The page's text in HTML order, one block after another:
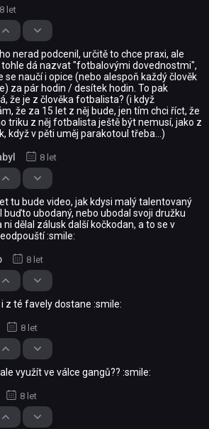
8 let
nerad podcenil, určitě to chce praxi, ale
tohle dá nazvat "fotbalovými dovednostmi",
se naučí i opice (nebo alespoň každý člověk
za pár hodin / desítek hodin. To pak
že je z člověka fotbalista? (i když
že za 15 let z něj bude, jen tím chci říct, že
triku z něj fotbalista ještě být nemusí, jako z
když v pěti uměj parakotoul třeba...)
8 let
tu bude video, jak kdysi malý talentovaný
buďto ubodaný, nebo ubodal svoji družku
ni dělal zálusk další kočkodan, a to se v
:smile:
8 let
z té favely dostane :smile:
8 let
využít ve válce gangů?? :smile:
8 let